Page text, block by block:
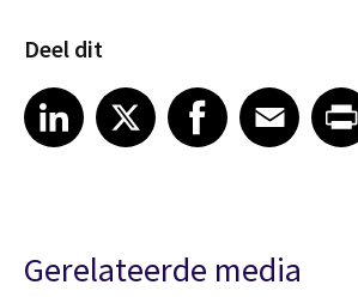
Deel dit
Share article on LinkedIn
LinkedIn
Share article on XShare article on Facebook
Facebook
Share article on Email
EmailShare
Gerelateerde media